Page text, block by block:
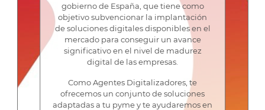
gobierno de España, que tiene como
objetivo subvencionar la implantación
de soluciones digitales disponibles en el
mercado para conseguir un avance
significativo en el nivel de madurez
digital de las empresas.
Como Agentes Digitalizadores, te
ofrecemos un conjunto de soluciones
adaptadas a tu pyme y te ayudaremos en